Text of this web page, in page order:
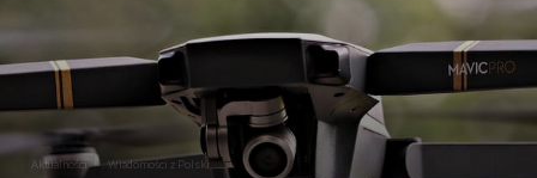
Aktualności Wiadomości z Polski